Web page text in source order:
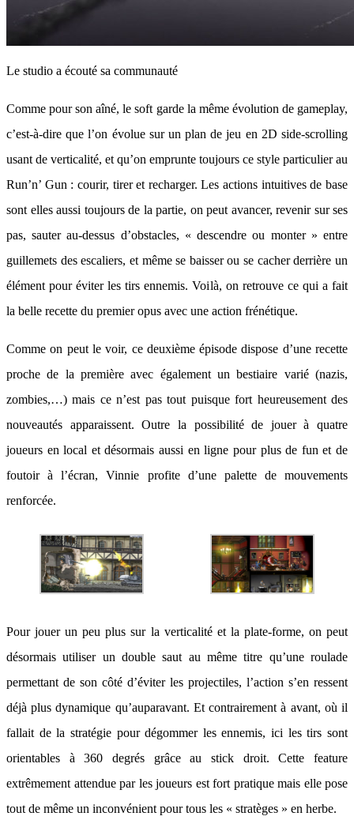
Le studio a écouté sa communauté
Comme pour son aîné, le soft garde la même évolution de gameplay,
c’est-à-dire que l’on évolue sur un plan de jeu en 2D side-scrolling
usant de verticalité, et qu’on emprunte toujours ce style particulier au
Run’n’ Gun : courir, tirer et recharger. Les actions intuitives de base
sont elles aussi toujours de la partie, on peut avancer, revenir sur ses
pas, sauter au-dessus d’obstacles, « descendre ou monter » entre
guillemets des escaliers, et même se baisser ou se cacher derrière un
élément pour éviter les tirs ennemis. Voilà, on retrouve ce qui a fait
la belle recette du premier opus avec une action frénétique.
Comme on peut le voir, ce deuxième épisode dispose d’une recette
proche de la première avec également un bestiaire varié (nazis,
zombies,…) mais ce n’est pas tout puisque fort heureusement des
nouveautés apparaissent. Outre la possibilité de jouer à quatre
joueurs en local et désormais aussi en ligne pour plus de fun et de
foutoir à l’écran, Vinnie profite d’une palette de mouvements
renforcée.
Pour jouer un peu plus sur la verticalité et la plate-forme, on peut
désormais utiliser un double saut au même titre qu’une roulade
permettant de son côté d’éviter les projectiles, l’action s’en ressent
déjà plus dynamique qu’auparavant. Et contrairement à avant, où il
fallait de la stratégie pour dégommer les ennemis, ici les tirs sont
orientables à 360 degrés grâce au stick droit. Cette feature
extrêmement attendue par les joueurs est fort pratique mais elle pose
tout de même un inconvénient pour tous les « stratèges » en herbe.